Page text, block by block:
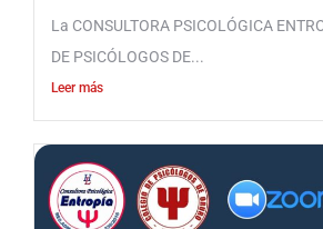
La CONSULTORA PSICOLÓGICA
DE PSICÓLOGOS DE...
Leer más